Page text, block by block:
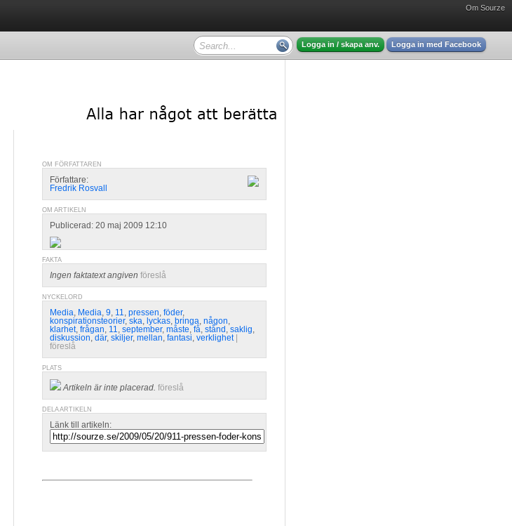
Om Sourze
Logga in / skapa anv. Logga in med Facebook
OM FÖRFATTAREN
Författare:
Fredrik Rosvall
OM ARTIKELN
Publicerad: 20 maj 2009 12:10
FAKTA
Ingen faktatext angiven föreslå
NYCKELORD
Media, Media, 9, 11, pressen, föder,
konspirationsteorier, ska, lyckas, bringa, någon,
klarhet, frågan, 11, september, måste, få, stånd , saklig,
diskussion, där, skiljer, mellan, fantasi, verklighet
föreslå
PLATS
Artikeln är inte placerad. föreslå
DELA ARTIKELN
Länk till artikeln: